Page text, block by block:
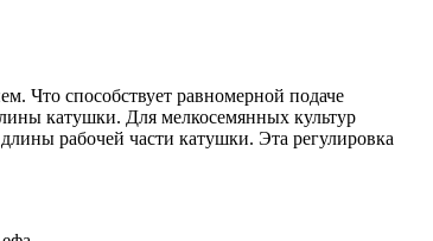
Что способствует равномерной подаче
катушки. Для мелкосемянных культур
рабочей части катушки. Эта регулировка